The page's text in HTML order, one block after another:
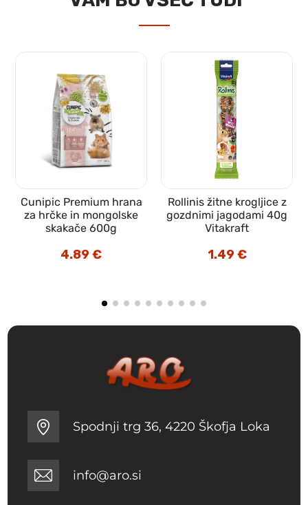
Cunipic Premium hrana
za hrčke in mongolske
skakače 600g
4.89€
Rollinis žitne krogljice z
gozdnimi jagodami 40g
Vitakraft
1.49€
Spodnji trg 36, 4220 Škofja Loka
info@aro.si